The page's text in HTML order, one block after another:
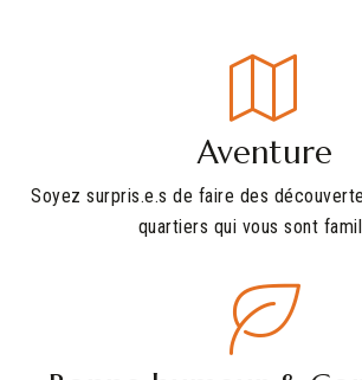
Aventure
Soyez surpris.e.s de faire des
quartiers qui vous sont